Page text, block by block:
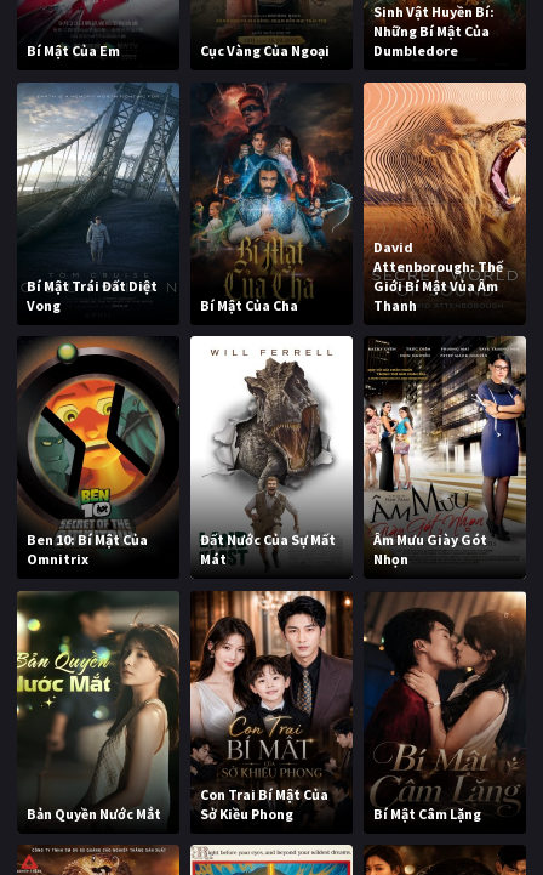
Bí Mật Của Em Cục Vàng Của Ngoại
Sinh Vật Huyền Bí:
Những Bí Mật Của
Dumbledore
Bí Mật Trái Đất Diệt
Vong
Bí Mật Của Cha
David
Attenborough: Thế
Giới Bí Mật Vủa Âm
Thanh
Ben 10: Bí Mật Của
Omnitrix
Đất Nước Của Sự Mất
Mát
Âm Mưu Giày Gót
Nhọn
Bản Quyền Nước Mắt
Con Trai Bí Mật Của
Sở Kiều Phong
Bí Mật Câm Lặng